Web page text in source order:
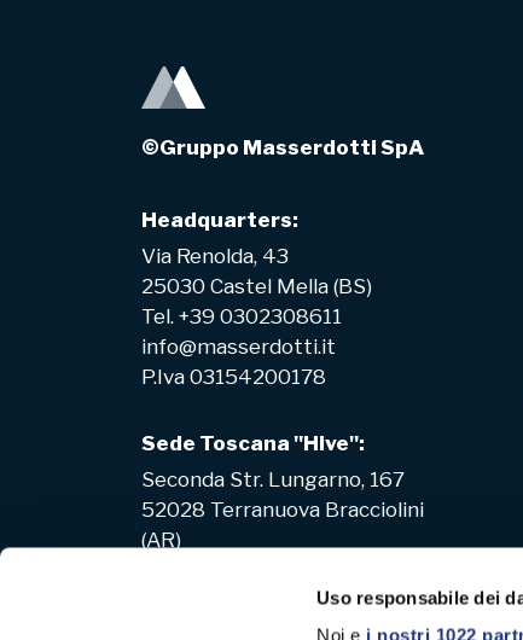
Uso responsabile dei
Noi e i nostri 1022
©Gruppo Masserdotti SpA
Headquarters:
Via Renolda, 43
25030 Castel Mella (BS)
Tel. +39 0302308611
info@masserdotti.it
P.Iva 03154200178
Sede Toscana "Hive":
Seconda Str. Lungarno, 167
52028 Terranuova Bracciolini
(AR)